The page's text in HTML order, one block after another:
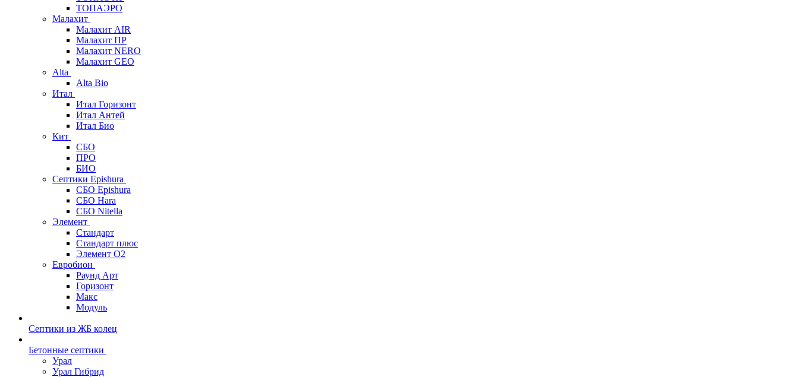
ТОПАЭРО
Малахит
Малахит AIR
Малахит ПР
Малахит NERO
Малахит GEO
Alta
Alta Bio
Итал
Итал Горизонт
Итал Антей
Итал Био
Кит
СБО
ПРО
БИО
Септики Epishura
СБО Epishura
СБО Hara
СБО Nitella
Элемент
Стандарт
Стандарт плюс
Элемент О2
Евробион
Раунд Арт
Горизонт
Макс
Модуль
Септики из ЖБ колец
Бетонные септики
Урал
Урал Гибрид